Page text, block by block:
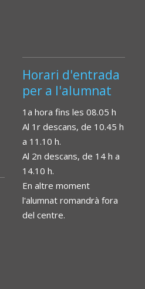
Horari d'entrada
per a l'alumnat
1a hora fins les 08.05 h
Al 1r descans, de 10.45 h
a 11.10 h.
Al 2n descans, de 14 h a
14.10 h.
En altre moment
l'alumnat romandrà fora
del centre.